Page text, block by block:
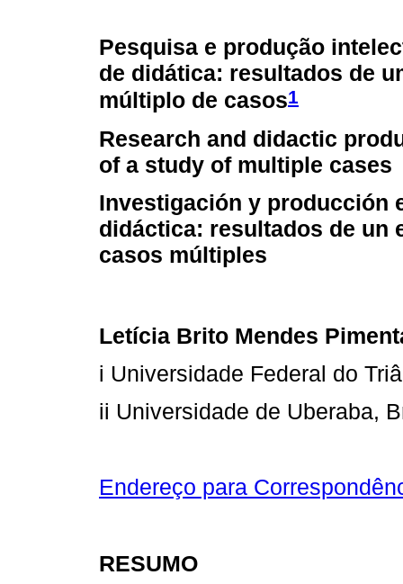
Pesquisa e produção
de didática: resultados de
múltiplo de casos1
Research and didactic
of a study of multiple cases
Investigación y producción
didáctica: resultados de un
casos múltiples
Letícia Brito Mendes
i Universidade Federal do
ii Universidade de Uberaba,
Endereço para
RESUMO